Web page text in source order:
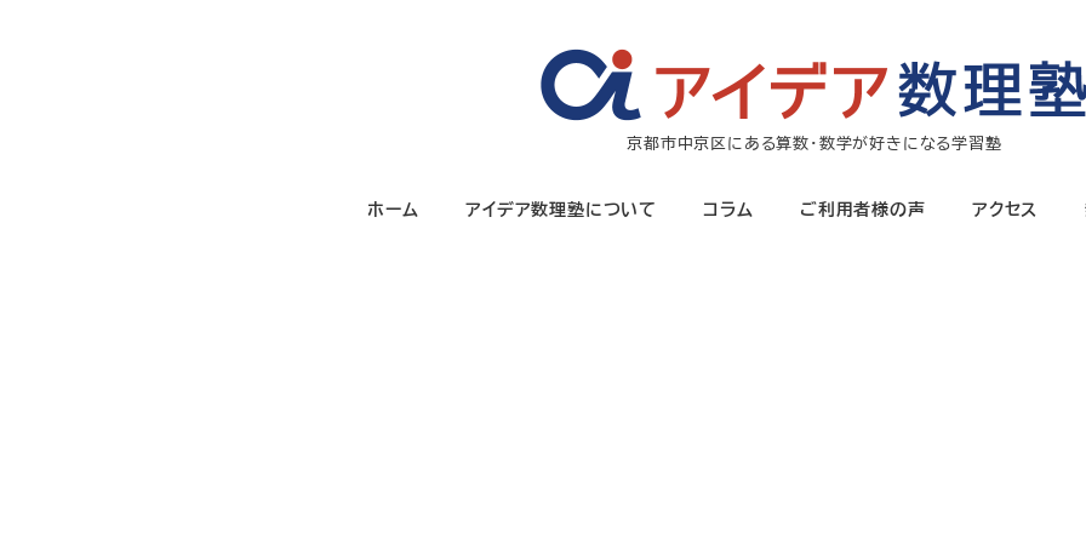
京都市中京区にある算数・数学が好きになる学習塾
ホーム アイデア数理塾について コラム ご利用者様の声 アクセス